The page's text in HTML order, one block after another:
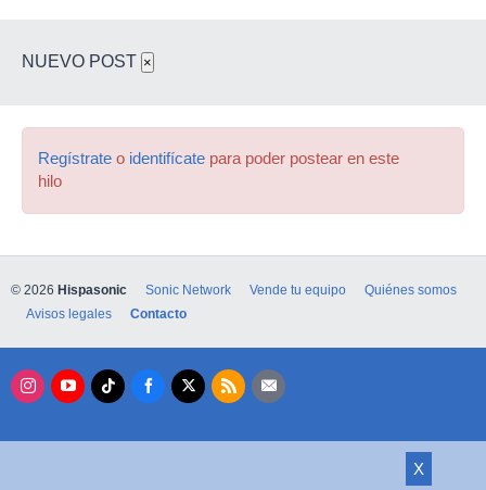
NUEVO POST ×
Regístrate o identifícate para poder postear en este
hilo
X
© 2026 Hispasonic Sonic Network Vende tu equipo
Quiénes somos
Avisos legales
Contacto